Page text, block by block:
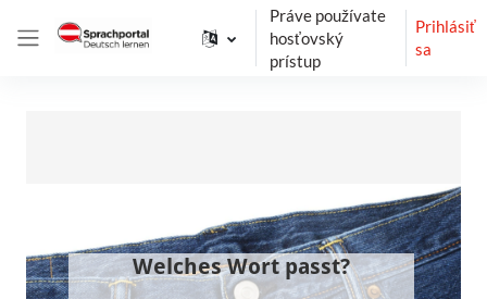
Práve používate
hosťovský
prístup
Prihlásiť
sa